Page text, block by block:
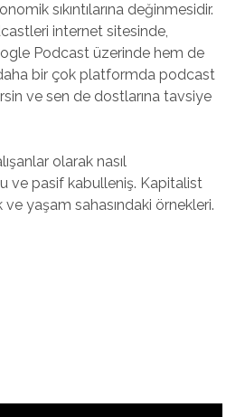
sıkıntılarına değinmesidir.
internet sitesinde,
Podcast üzerinde hem de
bir çok platformda podcast
ve sen de dostlarına tavsiye
olarak nasıl
ve pasif kabulleniş. Kapitalist
yaşam sahasındaki örnekleri.